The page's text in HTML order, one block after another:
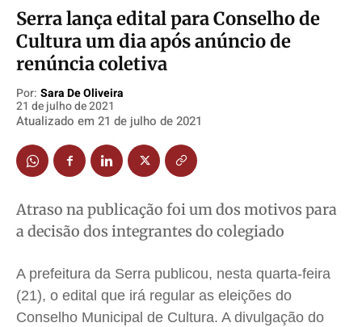
Política
Socioeconômicas
TV Século
Justiça
Educação
Meio Ambiente
Cidades
Direitos
Economia
Política
Socioeconômicas
TV Século
Justiça
Educação
Meio Ambiente
Cidades
Direitos
Economia
Política
Socioeconômicas
TV Século
Justiça
Educação
Meio Ambiente
Cidades
Direitos
Economia
Política
Socioeconômicas
TV Século
Justiça
Educação
Meio Ambiente
Cidades
Direitos
Economia
Serra lança edital para Conselho de
Cultura um dia após anúncio de
renúncia coletiva
Por: Sara De Oliveira
21 de julho de 2021
Atualizado em 21 de julho de 2021
Atraso na publicação foi um dos motivos para
a decisão dos integrantes do colegiado
A prefeitura da Serra publicou, nesta quarta-feira
(21), o edital que irá regular as eleições do
Conselho Municipal de Cultura. A divulgação do